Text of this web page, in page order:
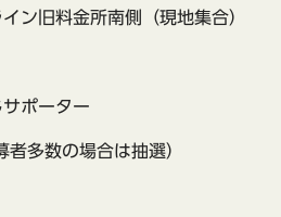
ン旧料金所南側（現地集合）
ポーター
多数の場合は抽選）